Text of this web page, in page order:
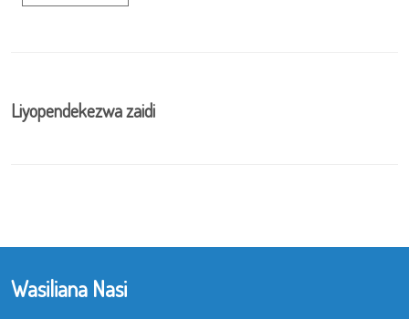
Liyopendekezwa zaidi
Wasiliana Nasi